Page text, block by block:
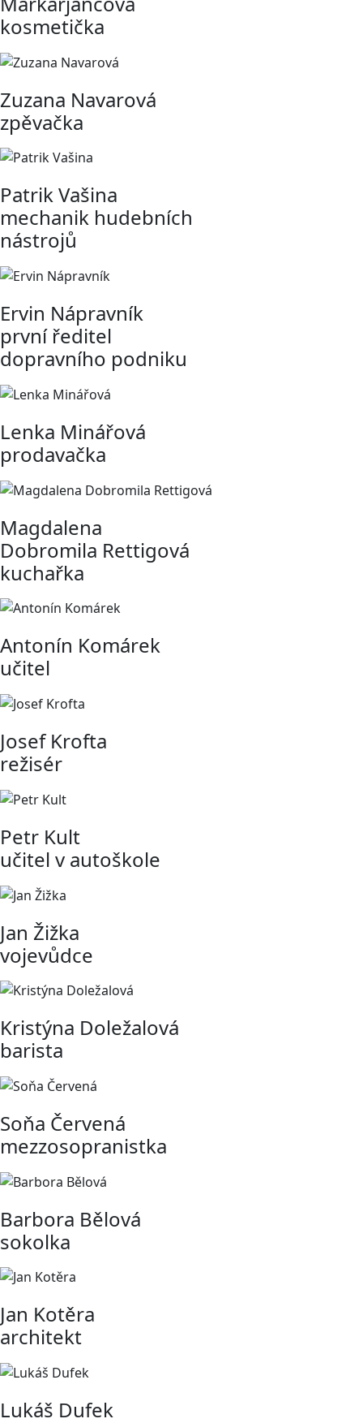
kosmetička
Zuzana Navarová
zpěvačka
Patrik Vašina
mechanik hudebních
nástrojů
Ervin Nápravník
první ředitel
dopravního podniku
Lenka Minářová
prodavačka
Magdalena
Dobromila Rettigová
kuchařka
Antonín Komárek
učitel
Josef Krofta
režisér
Petr Kult
učitel v autoškole
Jan Žižka
vojevůdce
Kristýna Doležalová
barista
Soňa Červená
mezzosopranistka
Barbora Bělová
sokolka
Jan Kotěra
architekt
Lukáš Dufek